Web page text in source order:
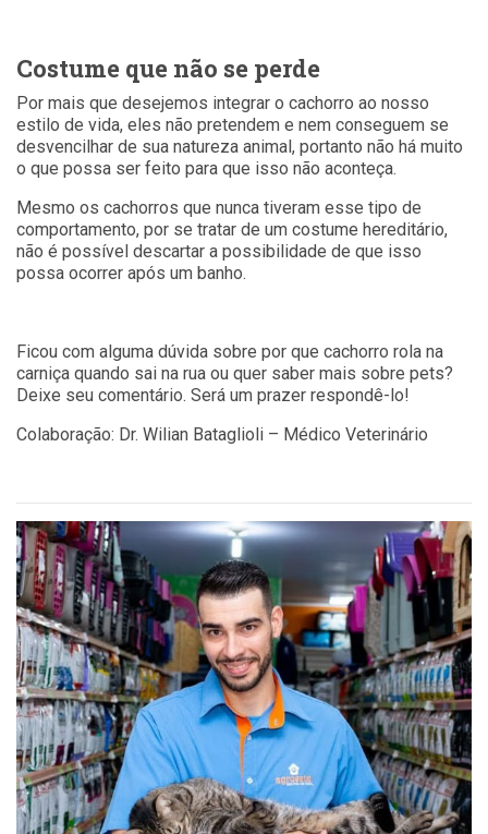
Costume que não se perde
Por mais que desejemos integrar o cachorro ao nosso
estilo de vida, eles não pretendem e nem conseguem se
desvencilhar de sua natureza animal, portanto não há muito
o que possa ser feito para que isso não aconteça.
Mesmo os cachorros que nunca tiveram esse tipo de
comportamento, por se tratar de um costume hereditário,
não é possível descartar a possibilidade de que isso
possa ocorrer após um banho.
Ficou com alguma dúvida sobre por que cachorro rola na
carniça quando sai na rua ou quer saber mais sobre pets?
Deixe seu comentário. Será um prazer respondê-lo!
Colaboração: Dr. Wilian Bataglioli – Médico Veterinário